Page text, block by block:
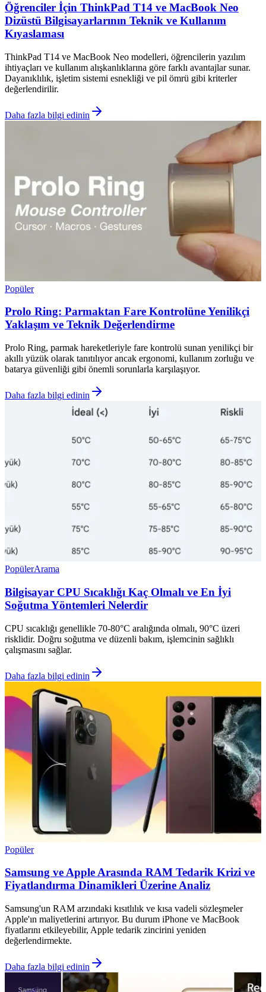
Öğrenciler İçin ThinkPad T14 ve MacBook Neo
Dizüstü Bilgisayarlarının Teknik ve Kullanım
Kıyaslaması
ThinkPad T14 ve MacBook Neo modelleri, öğrencilerin yazılım
ihtiyaçları ve kullanım alışkanlıklarına göre farklı avantajlar sunar.
Dayanıklılık, işletim sistemi esnekliği ve pil ömrü gibi kriterler
değerlendirilir.
Daha fazla bilgi edinin
Popüler
Prolo Ring: Parmaktan Fare Kontrolüne Yenilikçi
Yaklaşım ve Teknik Değerlendirme
Prolo Ring, parmak hareketleriyle fare kontrolü sunan yenilikçi bir
akıllı yüzük olarak tanıtılıyor ancak ergonomi, kullanım zorluğu ve
batarya güvenliği gibi önemli sorunlarla karşılaşıyor.
Daha fazla bilgi edinin
PopülerArama
Bilgisayar CPU Sıcaklığı Kaç Olmalı ve En İyi
Soğutma Yöntemleri Nelerdir
CPU sıcaklığı genellikle 70-80°C aralığında olmalı, 90°C üzeri
risklidir. Doğru soğutma ve düzenli bakım, işlemcinin sağlıklı
çalışmasını sağlar.
Daha fazla bilgi edinin
Popüler
Samsung ve Apple Arasında RAM Tedarik Krizi ve
Fiyatlandırma Dinamikleri Üzerine Analiz
Samsung'un RAM arzındaki kısıtlılık ve kısa vadeli sözleşmeler
Apple'ın maliyetlerini artırıyor. Bu durum iPhone ve MacBook
fiyatlarını etkileyebilir, Apple tedarik zincirini yeniden
değerlendirmekte.
Daha fazla bilgi edinin